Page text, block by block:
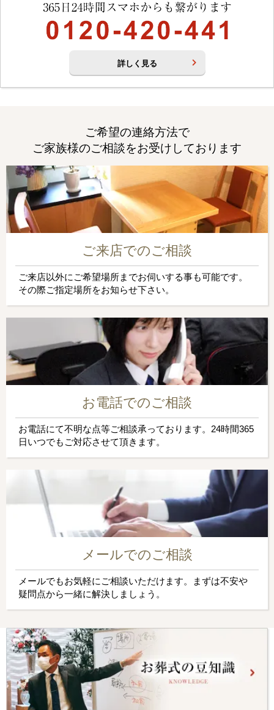
詳しく見る
ご希望の連絡方法で
ご家族様のご相談をお受けしております
ご来店でのご相談
ご来店以外にご希望場所までお伺いする事も可能です。
その際ご指定場所をお知らせ下さい。
お電話でのご相談
お電話にて不明な点等ご相談承っております。24時間365
日いつでもご対応させて頂きます。
メールでのご相談
メールでもお気軽にご相談いただけます。まずは不安や
疑問点から一緒に解決しましょう。